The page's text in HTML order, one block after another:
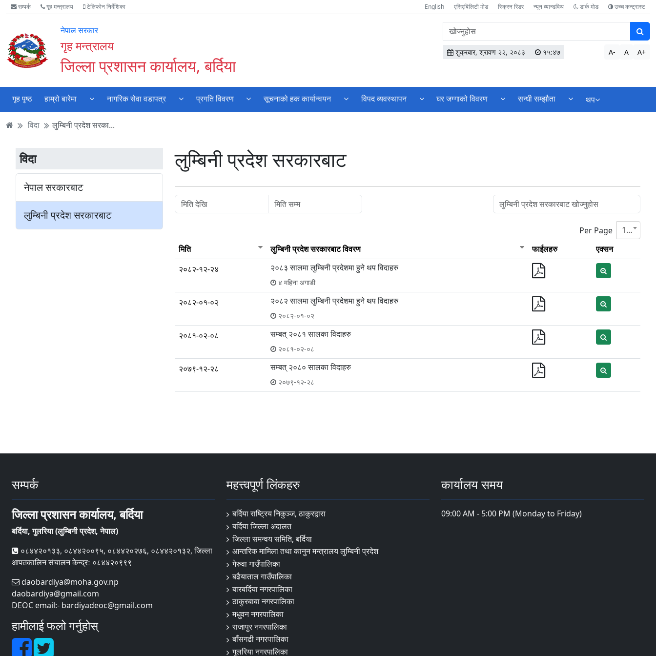
Accessibility
Mode
गर्नुहोस्
मुख्य
सामाग्री
मुख्य
नेभिगेसन
वेबसाइट
खोजमा
सम्पर्क गृह मन्त्रालय टेलिफोन निर्देशिका English एसिएबिलिटी मोड स्क्रिन रिडर न्यून व्यान्डविथ डार्क मोड उच्च कन्ट्रास्ट
नेपाल सरकार
गृह मन्त्रालय
जिल्ला प्रशासन कार्यालय, बर्दिया
वेबसाइटमा
सामग्री
खोज्नुहोस
शुक्रबार, श्रावण २२, २०८३ १५:४७ A- A A+
गृह पृष्ठ हाम्रो बारेमा नागरिक सेवा वडापत्र प्रगति विवरण सूचनाको हक कार्यान्वयन विपद व्यवस्थापन घर जग्गाको विवरण सन्धी सम्झौता थप
विदा लुम्बिनी प्रदेश सरका...
विदा
नेपाल सरकारबाट
लुम्बिनी प्रदेश सरकारबाट
लुम्बिनी प्रदेश सरकारबाट
Per Page
10
मिति
लुम्बिनी प्रदेश सरकारबाट विवरण फाईलहरु
एक्सन
२०८२-१२-२४
२०८३ सालमा लुम्बिनी प्रदेशमा हुने थप विदाहरु
४ महिना अगाडी
२०८२-०१-०२ २०८२ सालमा लुम्बिनी प्रदेशमा हुने थप विदाहरु
२०८२-०१-०२
२०८१-०२-०८ सम्बत् २०८१ सालका विदाहरु
२०८१-०२-०८
२०७९-१२-२८ सम्बत् २०८० सालका विदाहरु
२०७९-१२-२८
सम्पर्क
जिल्ला प्रशासन कार्यालय, बर्दिया
बर्दिया, गुलरिया (लुम्बिनी प्रदेश, नेपाल)
०८४४२०१३३, ०८४४२००९५, ०८४४२०२७६, ०८४४२०१३२, जिल्ला
आपतकालिन संचालन केन्द्रः ०८४४२०९९९
daobardiya@moha.gov.np
daobardiya@gmail.com
DEOC email:- bardiyadeoc@gmail.com
हामीलाई फलो गर्नुहोस्
महत्त्वपूर्ण लिंकहरु
बर्दिया राष्ट्रिय निकुञ्ज, ठाकुरद्वारा
बर्दिया जिल्ला अदालत
जिल्ला समन्वय समिति, बर्दिया
आन्तरिक मामिला तथा कानुन मन्त्रालय लुम्बिनी प्रदेश
गेरुवा गाउँपालिका
बढैयाताल गाउँपालिका
बारबर्दिया नगरपालिका
ठाकुरबाबा नगरपालिका
मधुवन नगरपालिका
राजापुर नगरपालिका
बाँसगढी नगरपालिका
गुलरिया नगरपालिका
कार्यालय समय
09:00 AM - 5:00 PM (Monday to Friday)